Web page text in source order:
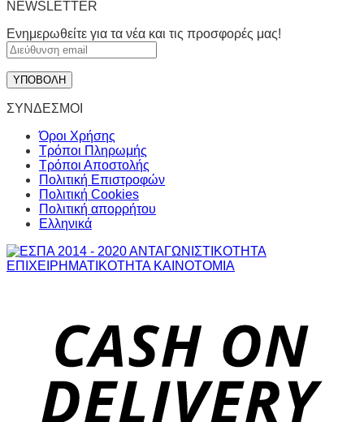
NEWSLETTER
Ενημερωθείτε για τα νέα και τις προσφορές μας!
ΣΥΝΔΕΣΜΟΙ
Όροι Χρήσης
Τρόποι Πληρωμής
Τρόποι Αποστολής
Πολιτική Επιστροφών
Πολιτική Cookies
Πολιτική απορρήτου
Ελληνικά